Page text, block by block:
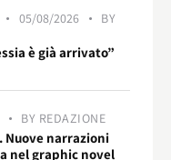
05/08/2026
BY
è già arrivato”
BY REDAZIONE
Nuove narrazioni
nel graphic novel